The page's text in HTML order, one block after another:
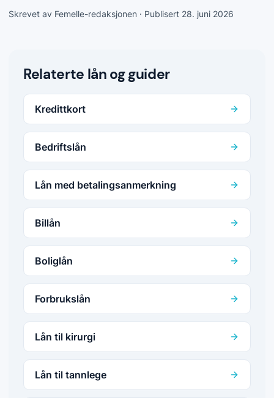
Skrevet av Femelle-redaksjonen · Publisert 28. juni 2026
Relaterte lån og guider
Kredittkort
Bedriftslån
Lån med betalingsanmerkning
Billån
Boliglån
Forbrukslån
Lån til kirurgi
Lån til tannlege